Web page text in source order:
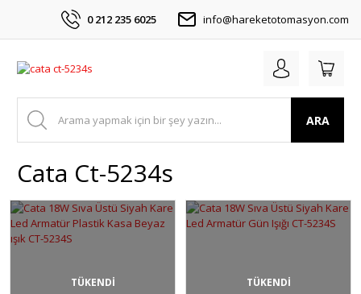
0 212 235 6025 info@hareketotomasyon.com
ARA
Cata Ct-5234s
TÜKENDİ TÜKENDİ